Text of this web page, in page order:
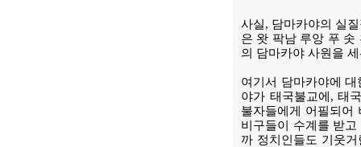
사실, 담마카야의 실
은 왓 팍남 루앙 푸 솟
의 담마카야 사원을
여기서 담마카야에
야가 태국불교에, 태
불자들에게 어필되어
비구들이 수계를 받
까 정치인들도 기웃